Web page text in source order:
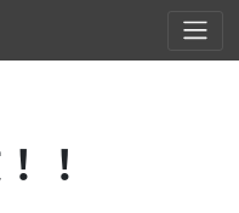
！